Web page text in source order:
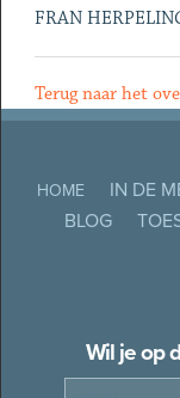
FRAN
Terug naar het
HOME IN DE
BLOG
Wil je op